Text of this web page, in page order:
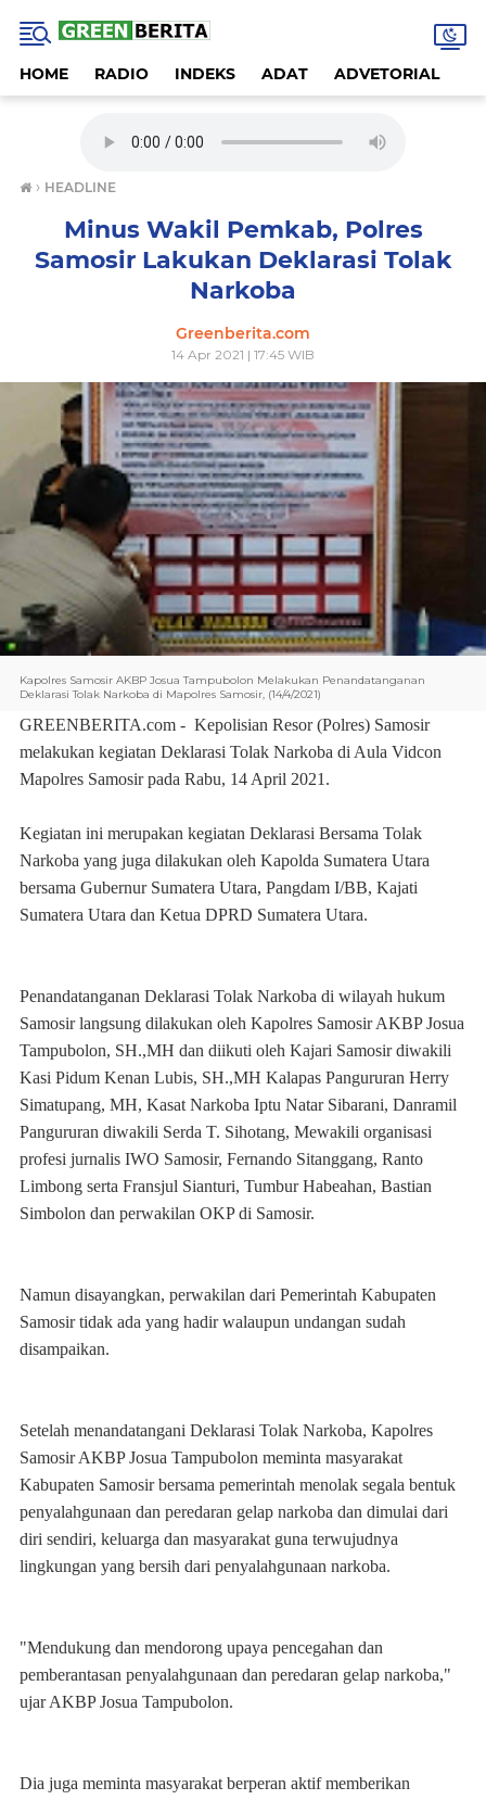
HOME RADIO INDEKS ADAT ADVETORIAL
› HEADLINE
Minus Wakil Pemkab, Polres
Samosir Lakukan Deklarasi Tolak
Narkoba
Greenberita.com
14 Apr 2021 | 17:45 WIB
Kapolres Samosir AKBP Josua Tampubolon Melakukan Penandatanganan
Deklarasi Tolak Narkoba di Mapolres Samosir, (14/4/2021)
GREENBERITA.com - Kepolisian Resor (Polres) Samosir
melakukan kegiatan Deklarasi Tolak Narkoba di Aula Vidcon
Mapolres Samosir pada Rabu, 14 April 2021.
Kegiatan ini merupakan kegiatan Deklarasi Bersama Tolak
Narkoba yang juga dilakukan oleh Kapolda Sumatera Utara
bersama Gubernur Sumatera Utara, Pangdam I/BB, Kajati
Sumatera Utara dan Ketua DPRD Sumatera Utara.
Penandatanganan Deklarasi Tolak Narkoba di wilayah hukum
Samosir langsung dilakukan oleh Kapolres Samosir AKBP Josua
Tampubolon, SH.,MH dan diikuti oleh Kajari Samosir diwakili
Kasi Pidum Kenan Lubis, SH.,MH Kalapas Pangururan Herry
Simatupang, MH, Kasat Narkoba Iptu Natar Sibarani, Danramil
Pangururan diwakili Serda T. Sihotang, Mewakili organisasi
profesi jurnalis IWO Samosir, Fernando Sitanggang, Ranto
Limbong serta Fransjul Sianturi, Tumbur Habeahan, Bastian
Simbolon dan perwakilan OKP di Samosir.
Namun disayangkan, perwakilan dari Pemerintah Kabupaten
Samosir tidak ada yang hadir walaupun undangan sudah
disampaikan.
Setelah menandatangani Deklarasi Tolak Narkoba, Kapolres
Samosir AKBP Josua Tampubolon meminta masyarakat
Kabupaten Samosir bersama pemerintah menolak segala bentuk
penyalahgunaan dan peredaran gelap narkoba dan dimulai dari
diri sendiri, keluarga dan masyarakat guna terwujudnya
lingkungan yang bersih dari penyalahgunaan narkoba.
"Mendukung dan mendorong upaya pencegahan dan
pemberantasan penyalahgunaan dan peredaran gelap narkoba,"
ujar AKBP Josua Tampubolon.
Dia juga meminta masyarakat berperan aktif memberikan